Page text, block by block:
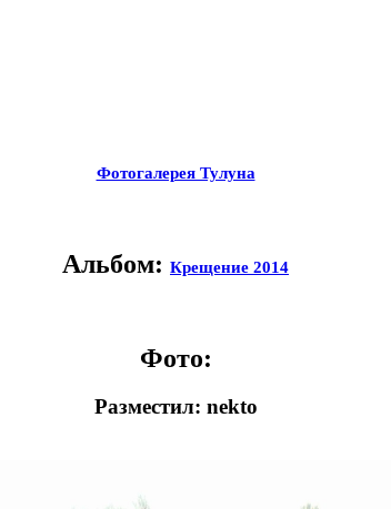
Фотогалерея Тулуна
Альбом: Крещение 2014
Фото:
Разместил: nekto